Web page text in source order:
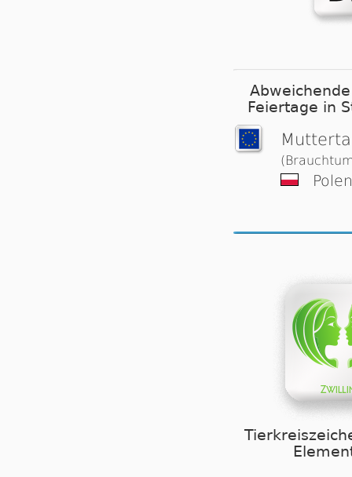
Feiertage in
Polen